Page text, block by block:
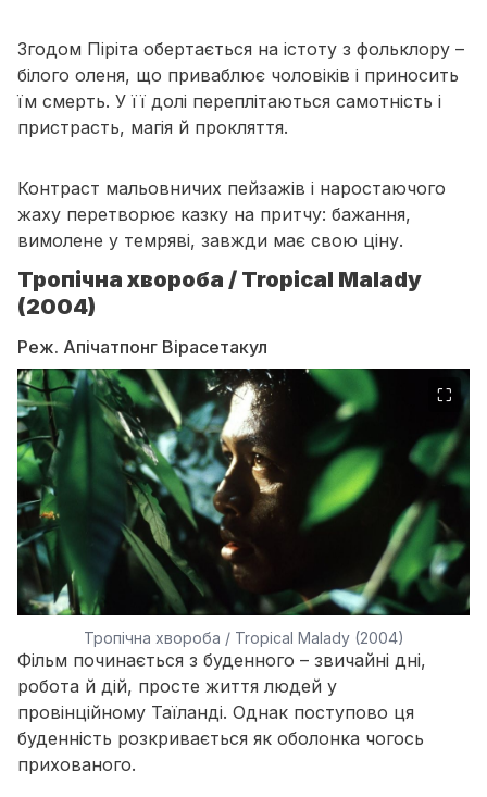
Згодом Піріта обертається на істоту з фольклору –
білого оленя, що приваблює чоловіків і приносить
їм смерть. У її долі переплітаються самотність і
пристрасть, магія й прокляття.
Контраст мальовничих пейзажів і наростаючого
жаху перетворює казку на притчу: бажання,
вимолене у темряві, завжди має свою ціну.
Тропічна хвороба / Tropical Malady
(2004)
Реж. Апічатпонг Вірасетакул
⛶
Тропічна хвороба / Tropical Malady (2004)
Фільм починається з буденного – звичайні дні,
робота й дій, просте життя людей у
провінційному Таїланді. Однак поступово ця
буденність розкривається як оболонка чогось
прихованого.